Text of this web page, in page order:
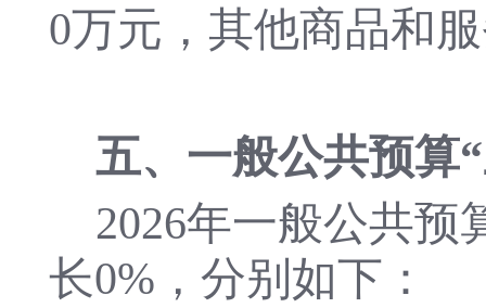
0万元，其他商品和
五、一般公共预算
2026年一般公共预
长0%，分别如下：